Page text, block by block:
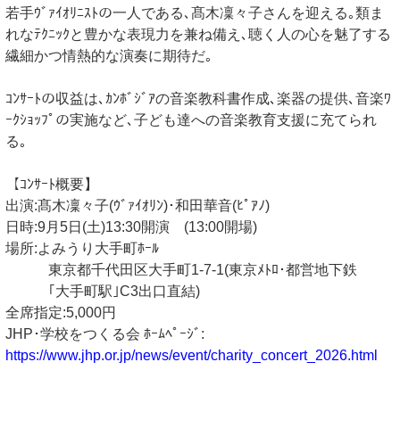
若手ｳﾞｧｲｵﾘﾆｽﾄの一人である､髙木凜々子さんを迎える｡類ま
れなﾃｸﾆｯｸと豊かな表現力を兼ね備え､聴く人の心を魅了する
繊細かつ情熱的な演奏に期待だ｡
ｺﾝｻｰﾄの収益は､ｶﾝﾎﾞｼﾞｱの音楽教科書作成､楽器の提供､音楽ﾜ
ｰｸｼｮｯﾌﾟの実施など､子ども達への音楽教育支援に充てられ
る｡
【ｺﾝｻｰﾄ概要】
出演:髙木凜々子(ｳﾞｧｲｵﾘﾝ)･和田華音(ﾋﾟｱﾉ)
日時:9月5日(土)13:30開演 (13:00開場)
場所:よみうり大手町ﾎｰﾙ
東京都千代田区大手町1-7-1(東京ﾒﾄﾛ･都営地下鉄
｢大手町駅｣C3出口直結)
全席指定:5,000円
JHP･学校をつくる会 ﾎｰﾑﾍﾟｰｼﾞ:
https://www.jhp.or.jp/news/event/charity_concert_2026.html